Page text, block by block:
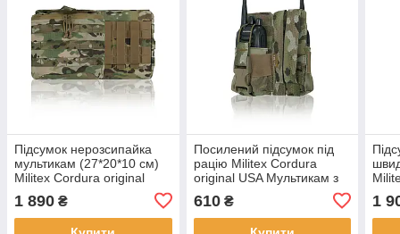
Підсумок нерозсипайка
мультикам (27*20*10 см)
Militex Cordura original
1 890 ₴
Посилений підсумок під
рацію Militex Cordura
original USA Мультикам з
610₴ 1